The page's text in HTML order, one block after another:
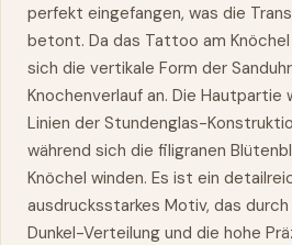
perfekt eingefangen, was die
betont. Da das Tattoo am
sich die vertikale Form der
Knochenverlauf an. Die Hautpartie
Linien der Stundenglas-
während sich die filigranen
Knöchel winden. Es ist ein
ausdrucksstarkes Motiv, das
Dunkel-Verteilung und die hohe